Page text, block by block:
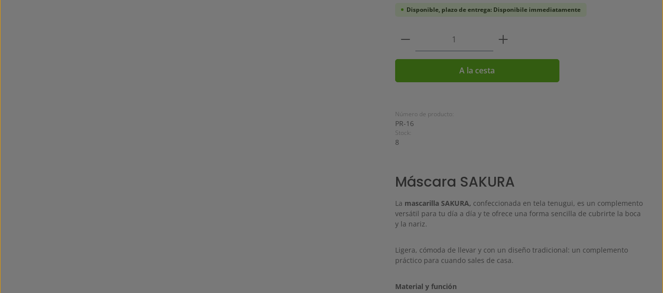
Disponible, plazo de entrega: Disponibile immediatamente
Cantidad del producto: introduce la cantidad
A la cesta
Número de producto:
PR-16
Stock:
8
Máscara SAKURA
La mascarilla SAKURA, confeccionada en tela tenugui, es un complemento
versátil para tu día a día y te ofrece una forma sencilla de cubrirte la boca
y la nariz.
Ligera, cómoda de llevar y con un diseño tradicional: un complemento
práctico para cuando sales de casa.
Material y función